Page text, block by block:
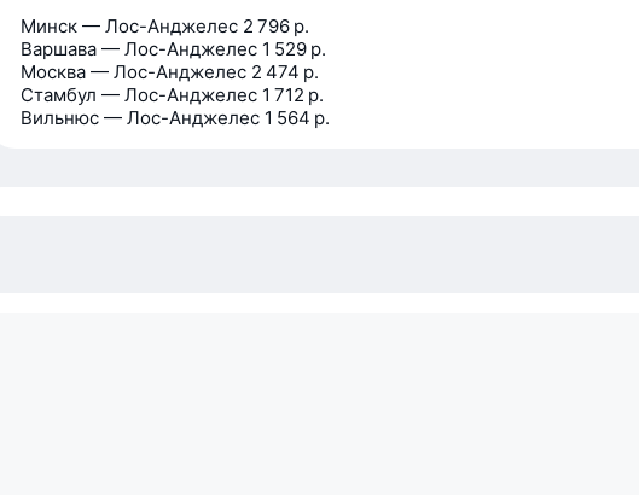
Минск — Лос-Анджелес 2 796 р.
Варшава — Лос-Анджелес 1 529 р.
Москва — Лос-Анджелес 2 474 р.
Стамбул — Лос-Анджелес 1 712 р.
Вильнюс — Лос-Анджелес 1 564 р.